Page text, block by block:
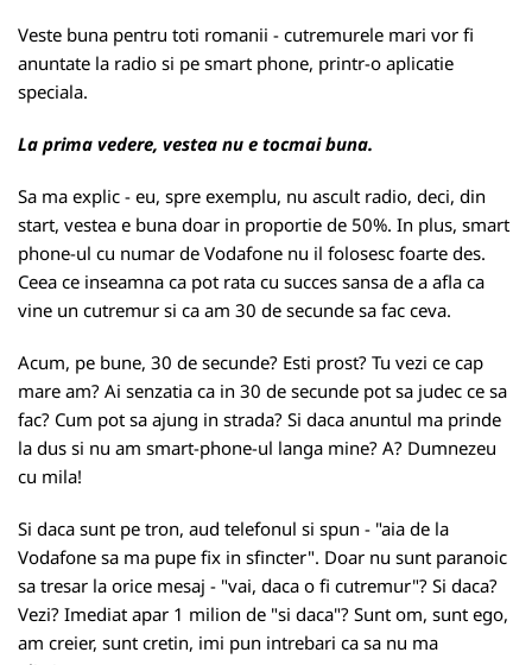
Veste buna pentru toti romanii - cutremurele mari vor fi
anuntate la radio si pe smart phone, printr-o aplicatie
speciala.
La prima vedere, vestea nu e tocmai buna.
Sa ma explic - eu, spre exemplu, nu ascult radio, deci, din
start, vestea e buna doar in proportie de 50%. In plus, smart
phone-ul cu numar de Vodafone nu il folosesc foarte des.
Ceea ce inseamna ca pot rata cu succes sansa de a afla ca
vine un cutremur si ca am 30 de secunde sa fac ceva.
Acum, pe bune, 30 de secunde? Esti prost? Tu vezi ce cap
mare am? Ai senzatia ca in 30 de secunde pot sa judec ce sa
fac? Cum pot sa ajung in strada? Si daca anuntul ma prinde
la dus si nu am smart-phone-ul langa mine? A? Dumnezeu
cu mila!
Si daca sunt pe tron, aud telefonul si spun - "aia de la
Vodafone sa ma pupe fix in sfincter". Doar nu sunt paranoic
sa tresar la orice mesaj - "vai, daca o fi cutremur"? Si daca?
Vezi? Imediat apar 1 milion de "si daca"? Sunt om, sunt ego,
am creier, sunt cretin, imi pun intrebari ca sa nu ma